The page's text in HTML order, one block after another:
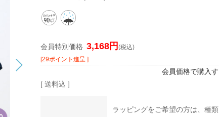
会員特別価格 3,168円 (税込)
[29ポイント進呈 ]
会員価格で購入
[ 送料込 ]
ラッピングをご希望の方は、種